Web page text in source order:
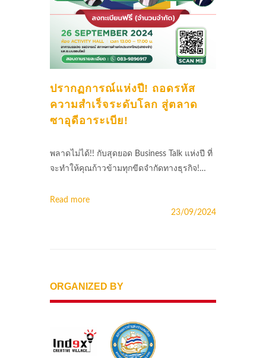
ปรากฏการณ์แห่งปี! ถอดรหัส
ความสำเร็จระดับโลก สู่ตลาด
ซาอุดีอาระเบีย!
พลาดไม่ได้!! กับสุดยอด Business Talk แห่งปี ที่
จะทำให้คุณก้าวข้ามทุกขีดจำกัดทางธุรกิจ!…
Read more
23/09/2024
ORGANIZED BY